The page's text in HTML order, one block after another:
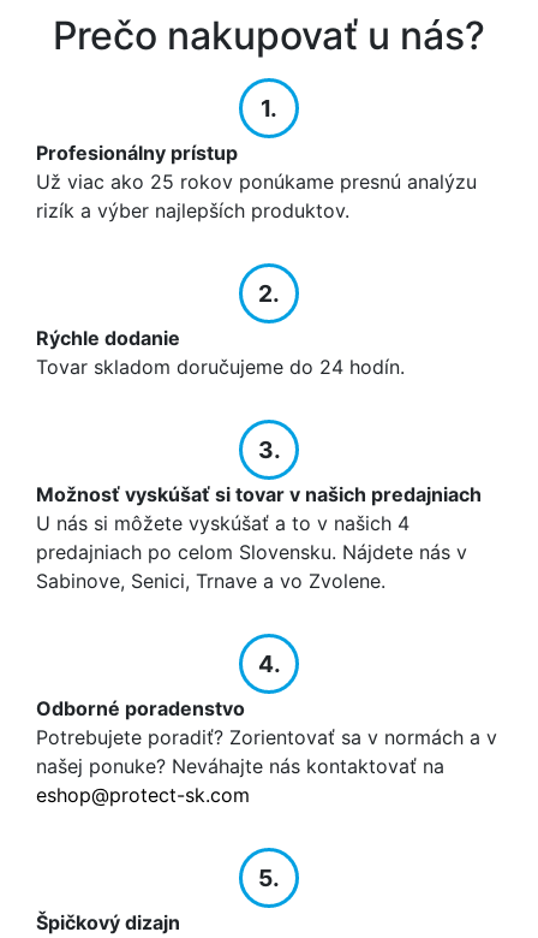
Prečo nakupovať u nás?
1.
Profesionálny prístup
Už viac ako 25 rokov ponúkame presnú analýzu
rizík a výber najlepších produktov.
2.
Rýchle dodanie
Tovar skladom doručujeme do 24 hodín.
3.
Možnosť vyskúšať si tovar v našich predajniach
U nás si môžete vyskúšať a to v našich 4
predajniach po celom Slovensku. Nájdete nás v
Sabinove, Senici, Trnave a vo Zvolene.
4.
Odborné poradenstvo
Potrebujete poradiť? Zorientovať sa v normách a v
našej ponuke? Neváhajte nás kontaktovať na
eshop@protect-sk.com
5.
Špičkový dizajn